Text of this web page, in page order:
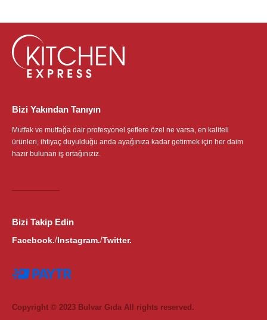
Bizi Yakından Tanıyın
Mutfak ve mutfağa dair profesyonel şeflere özel ne varsa, en kaliteli
ürünleri, ihtiyaç duyulduğu anda ayağınıza kadar getirmek için her daim
hazır bulunan iş ortağınızız.
Bizi Takip Edin
Facebook./Instagram./Twitter.
Copyright © 2023 Bulvar Gıda All rights reserved.